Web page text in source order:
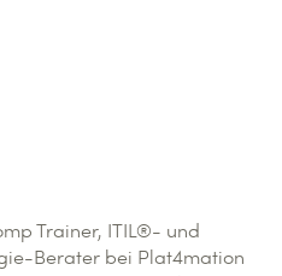
Trainer, ITIL®- und
Berater bei Plat4mation